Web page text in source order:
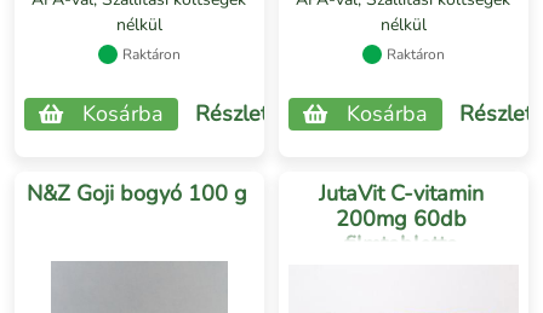
nélkül
Raktáron
Kosárba Részletek
nélkül
Raktáron
Kosárba
N&Z Goji bogyó 100 g
JutaVit C-vitamin
200mg 60db
filmtabletta